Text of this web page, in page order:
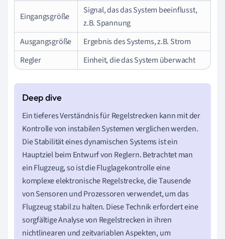
Eingangsgröße
Signal, das das System beeinflusst,
z.B. Spannung
Ausgangsgröße
Ergebnis des Systems, z.B. Strom
Regler
Einheit, die das System überwacht
Ein tieferes Verständnis für Regelstrecken kann mit der
Kontrolle von instabilen Systemen verglichen werden.
Die Stabilität eines dynamischen Systems ist ein
Hauptziel beim Entwurf von Reglern. Betrachtet man
ein Flugzeug, so ist die Fluglagekontrolle eine
komplexe elektronische Regelstrecke, die Tausende
von Sensoren und Prozessoren verwendet, um das
Flugzeug stabil zu halten. Diese Technik erfordert eine
sorgfältige Analyse von Regelstrecken in ihren
nichtlinearen und zeitvariablen Aspekten, um